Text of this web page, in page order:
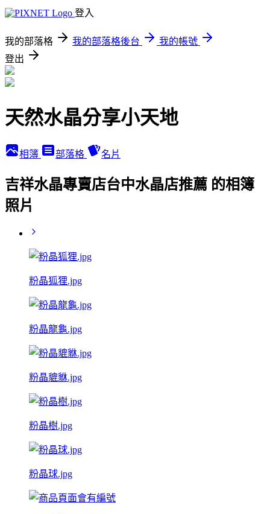
登入
我的部落格 我的部落格後台
我的帳號
登出
天然水晶分享小天地
相簿 部落格 名片
吉祥水晶專賣店台中水晶店推薦 的相簿
照片
粉晶狐狸.jpg
粉晶龍龜.jpg
粉晶貔貅.jpg
粉晶樹.jpg
粉晶球.jpg